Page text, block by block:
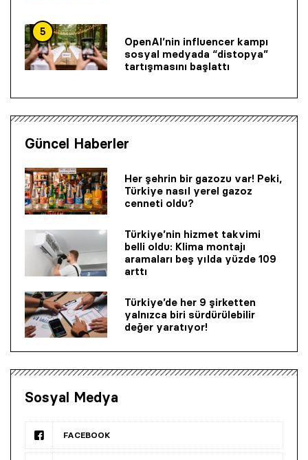
5
OpenAI’nin influencer kampı
sosyal medyada “distopya”
tartışmasını başlattı
Güncel Haberler
Her şehrin bir gazozu var! Peki,
Türkiye nasıl yerel gazoz
cenneti oldu?
Türkiye’nin hizmet takvimi
belli oldu: Klima montajı
aramaları beş yılda yüzde 109
arttı
Türkiye’de her 9 şirketten
yalnızca biri sürdürülebilir
değer yaratıyor!
Sosyal Medya
FACEBOOK